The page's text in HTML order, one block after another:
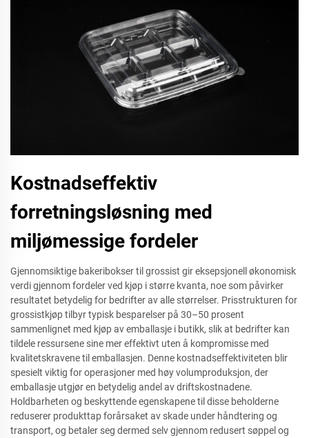
Kostnadseffektiv
forretningsløsning med
miljømessige fordeler
Gjennomsiktige bakeribokser til grossist gir eksepsjonell økonomisk
verdi gjennom fordeler ved kjøp i større kvanta, noe som påvirker
resultatet betydelig for bedrifter av alle størrelser. Prisstrukturen for
grossistkjøp tilbyr typisk besparelser på 30–50 prosent
sammenlignet med kjøp av emballasje i butikk, slik at bedrifter kan
tildele ressursene sine mer effektivt uten å kompromisse med
kvalitetskravene til emballasjen. Denne kostnadseffektiviteten blir
spesielt viktig for operasjoner med høy volumproduksjon, der
emballasje utgjør en betydelig andel av driftskostnadene.
Holdbarheten og beskyttende egenskapene til disse beholderne
reduserer produkttap forårsaket av skade under håndtering og
transport, og betaler seg dermed selv gjennom redusert søppel og